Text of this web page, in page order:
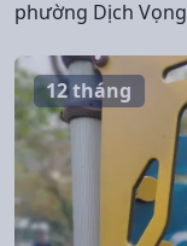
phường Dịch Vọng
12 tháng